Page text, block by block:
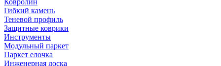
Ковролин
Гибкий камень
Теневой профиль
Защитные коврики
Инструменты
Модульный паркет
Паркет елочка
Инженерная доска